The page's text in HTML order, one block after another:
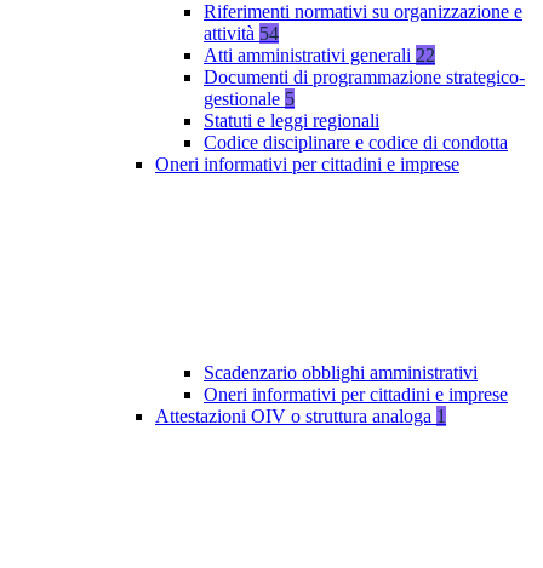
Riferimenti normativi su organizzazione e
attività 54
Atti amministrativi generali 22
Documenti di programmazione strategico-
gestionale 5
Statuti e leggi regionali
Codice disciplinare e codice di condotta
Oneri informativi per cittadini e imprese
Scadenzario obblighi amministrativi
Oneri informativi per cittadini e imprese
Attestazioni OIV o struttura analoga 1